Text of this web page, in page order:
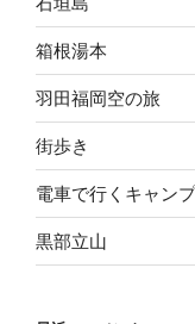
箱根湯本
羽田福岡空の旅
街歩き
電車で行くキャンプ
黒部立山